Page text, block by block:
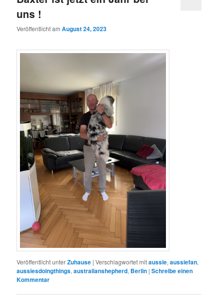
uns !
Veröffentlicht amAugust 24, 2023
Veröffentlicht unterZuhause |Verschlagwortet mitaussie,aussiefan,
aussiesdoingthings,australianshepherd, Berlin |Schreibe einen
Kommentar